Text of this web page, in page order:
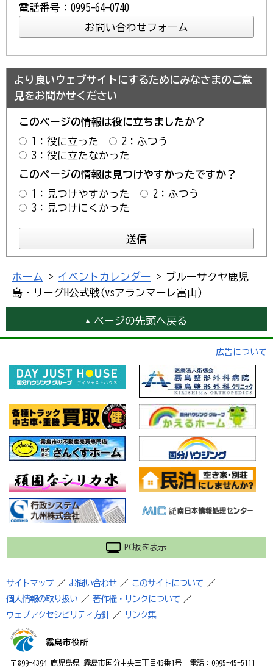
電話番号：0995-64-0740
より良いウェブサイトにするためにみなさまのご意
見をお聞かせください
このページの情報は役に立ちましたか？
1：役に立った
2：ふつう
3：役に立たなかった
このページの情報は見つけやすかったですか？
1：見つけやすかった
2：ふつう
3：見つけにくかった
ホーム > イベントカレンダー > ブルーサクヤ鹿児
島・リーグH公式戦(vsアランマーレ富山)
ページの先頭へ戻る
広告について
PC版を表示
サイトマップ ／ お問い合わせ ／ このサイトについて
／
個人情報の取り扱い ／ 著作権・リンクについて ／
ウェブアクセシビリティ方針 ／ リンク集
霧島市役所
〒899-4394 鹿児島県 霧島市国分中央三丁目45番1号 電話：0995-45-5111